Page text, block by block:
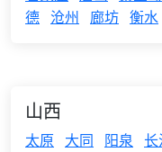
德 沧州 廊坊 衡水
山西
太原 大同 阳泉 长